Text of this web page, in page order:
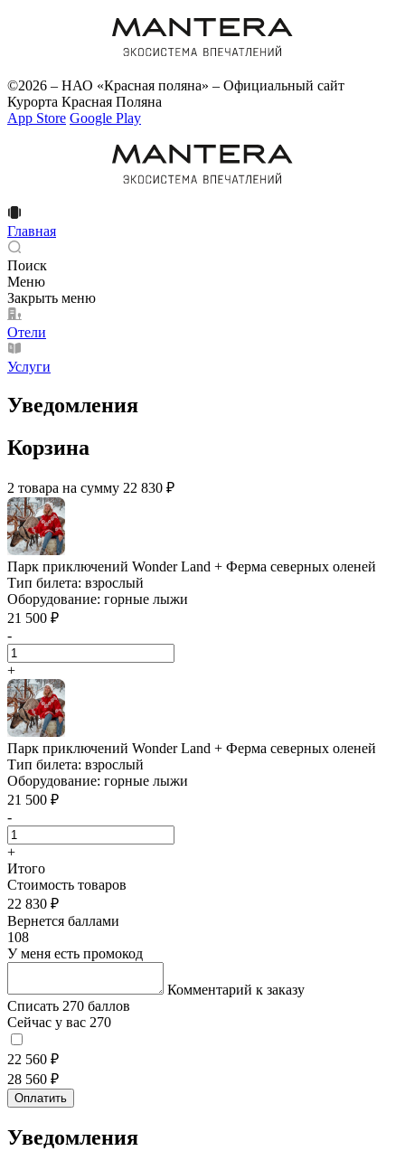
©2026 – НАО «Красная поляна» – Официальный сайт
Курорта Красная Поляна
App Store Google Play
Главная
Поиск
Меню
Закрыть меню
Отели
Услуги
Уведомления
Корзина
2 товара на сумму 22 830 ₽
Парк приключений Wonder Land + Ферма северных оленей
Тип билета: взрослый
Оборудование: горные лыжи
21 500 ₽
-
+
Парк приключений Wonder Land + Ферма северных оленей
Тип билета: взрослый
Оборудование: горные лыжи
21 500 ₽
-
+
Итого
Стоимость товаров
22 830 ₽
Вернется баллами
108
У меня есть промокод
Комментарий к заказу
Списать 270 баллов
Сейчас у вас 270
22 560 ₽
28 560 ₽
Оплатить
Уведомления